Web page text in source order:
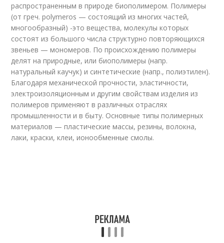
распространенным в природе биополимером. Полимеры
(от греч. polymeros — состоящий из многих частей,
многообразный) -это вещества, молекулы которых
состоят из большого числа структурно повторяющихся
звеньев — мономеров. По происхождению полимеры
делят на природные, или биополимеры (напр.
натуральный каучук) и синтетические (напр., полиэтилен).
Благодаря механической прочности, эластичности,
электроизоляционным и другим свойствам изделия из
полимеров применяют в различных отраслях
промышленности и в быту. Основные типы полимерных
материалов — пластические массы, резины, волокна,
лаки, краски, клеи, ионообменные смолы.